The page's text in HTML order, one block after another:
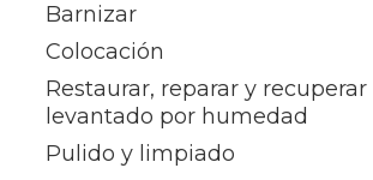
Barnizar
Colocación
Restaurar, reparar y
levantado por humedad
Pulido y limpiado